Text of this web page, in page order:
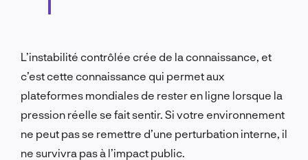
L’instabilité contrôlée crée de la connaissance, et
c’est cette connaissance qui permet aux
plateformes mondiales de rester en ligne lorsque la
pression réelle se fait sentir. Si votre environnement
ne peut pas se remettre d’une perturbation interne, il
ne survivra pas à l’impact public.